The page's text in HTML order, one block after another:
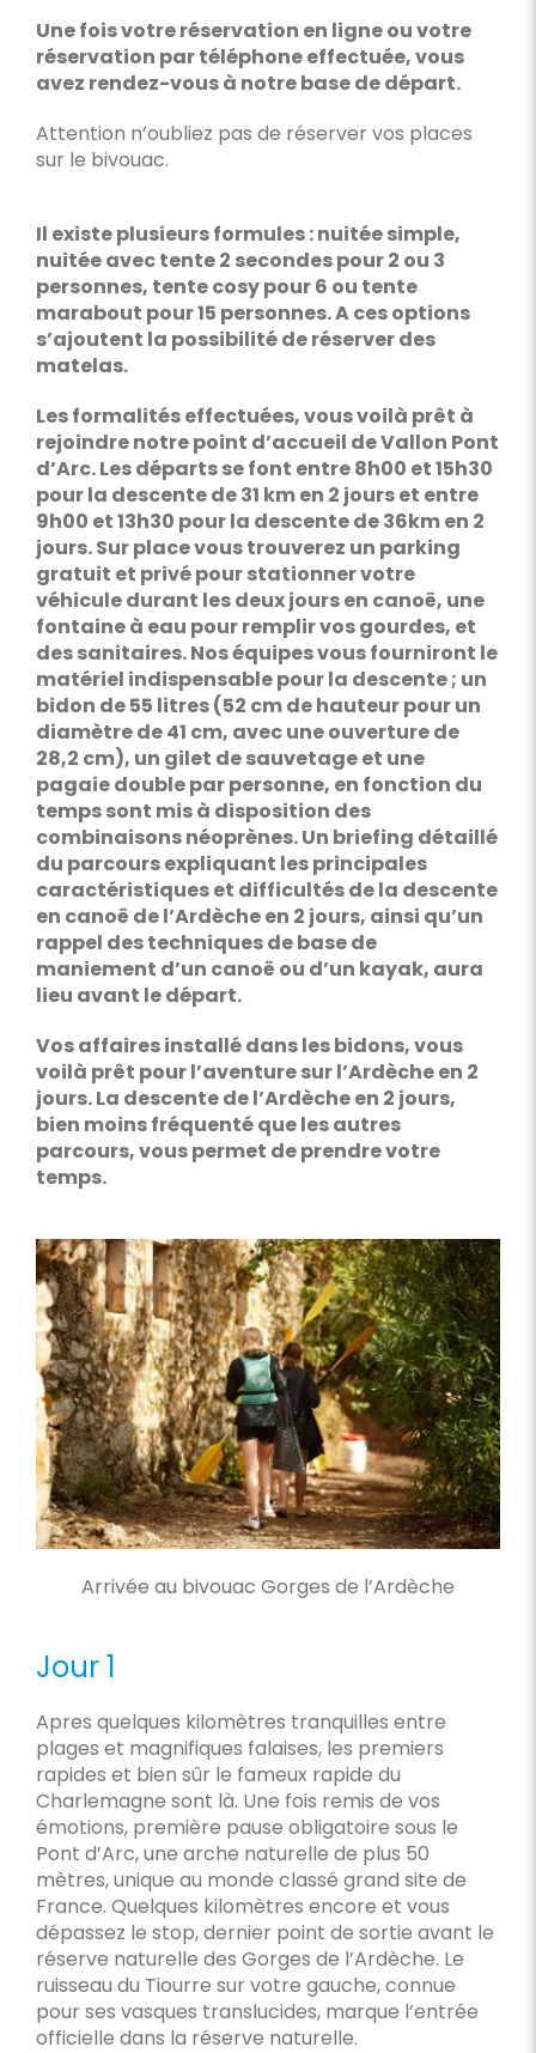
Une fois votre réservation en ligne ou votre
réservation par téléphone effectuée, vous
avez rendez-vous à notre base de départ.
Attention n’oubliez pas de réserver vos places
sur le bivouac.
Il existe plusieurs formules : nuitée simple,
nuitée avec tente 2 secondes pour 2 ou 3
personnes, tente cosy pour 6 ou tente
marabout pour 15 personnes. A ces options
s’ajoutent la possibilité de réserver des
matelas.
Les formalités effectuées, vous voilà prêt à
rejoindre notre point d’accueil de Vallon Pont
d’Arc. Les départs se font entre 8h00 et 15h30
pour la descente de 31 km en 2 jours et entre
9h00 et 13h30 pour la descente de 36km en 2
jours. Sur place vous trouverez un parking
gratuit et privé pour stationner votre
véhicule durant les deux jours en canoë, une
fontaine à eau pour remplir vos gourdes, et
des sanitaires. Nos équipes vous fourniront le
matériel indispensable pour la descente ; un
bidon de 55 litres (52 cm de hauteur pour un
diamètre de 41 cm, avec une ouverture de
28,2 cm), un gilet de sauvetage et une
pagaie double par personne, en fonction du
temps sont mis à disposition des
combinaisons néoprènes. Un briefing détaillé
du parcours expliquant les principales
caractéristiques et difficultés de la descente
en canoë de l’Ardèche en 2 jours, ainsi qu’un
rappel des techniques de base de
maniement d’un canoë ou d’un kayak, aura
lieu avant le départ.
Vos affaires installé dans les bidons, vous
voilà prêt pour l’aventure sur l’Ardèche en 2
jours. La descente de l’Ardèche en 2 jours,
bien moins fréquenté que les autres
parcours, vous permet de prendre votre
temps.
Arrivée au bivouac Gorges de l’Ardèche
Jour 1
Apres quelques kilomètres tranquilles entre
plages et magnifiques falaises, les premiers
rapides et bien sûr le fameux rapide du
Charlemagne sont là. Une fois remis de vos
émotions, première pause obligatoire sous le
Pont d’Arc, une arche naturelle de plus 50
mètres, unique au monde classé grand site de
France. Quelques kilomètres encore et vous
dépassez le stop, dernier point de sortie avant le
réserve naturelle des Gorges de l’Ardèche. Le
ruisseau du Tiourre sur votre gauche, connue
pour ses vasques translucides, marque l’entrée
officielle dans la réserve naturelle.